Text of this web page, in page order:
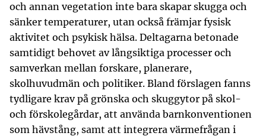
och annan vegetation inte bara skapar skugga och
sänker temperaturer, utan också främjar fysisk
aktivitet och psykisk hälsa. Deltagarna betonade
samtidigt behovet av långsiktiga processer och
samverkan mellan forskare, planerare,
skolhuvudmän och politiker. Bland förslagen fanns
tydligare krav på grönska och skuggytor på skol-
och förskolegårdar, att använda barnkonventionen
som hävstång, samt att integrera värmefrågan i